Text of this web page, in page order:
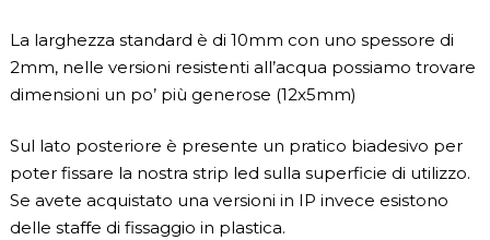
La larghezza standard è di 10mm con uno spessore di
2mm, nelle versioni resistenti all’acqua possiamo trovare
dimensioni un po’ più generose (12x5mm)
Sul lato posteriore è presente un pratico biadesivo per
poter fissare la nostra strip led sulla superficie di utilizzo.
Se avete acquistato una versioni in IP invece esistono
delle staffe di fissaggio in plastica.